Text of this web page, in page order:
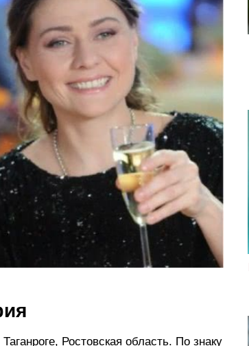
Ростовская область. По знаку